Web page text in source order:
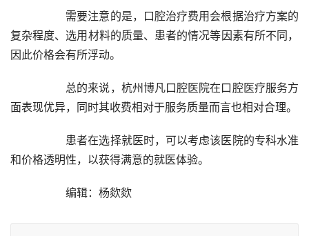
复杂程度、选用材料的质量、患者的情况等因素有所不同，
因此价格会有所浮动。
面表现优异，同时其收费相对于服务质量而言也相对合理。
和价格透明性，以获得满意的就医体验。
		编辑：杨欻欻